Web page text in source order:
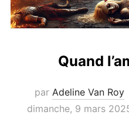
Quand
par Adeline Van Roy
dimanche, 9 mars